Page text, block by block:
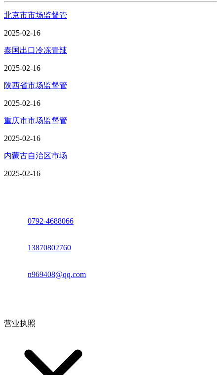
北京市市场监督管
2025-02-16
泰国出口冷冻青辣
2025-02-16
陕西省市场监督管
2025-02-16
重庆市市场监督管
2025-02-16
内蒙古自治区市场
2025-02-16
0792-4688066
13870802760
n969408@qq.com
营业执照